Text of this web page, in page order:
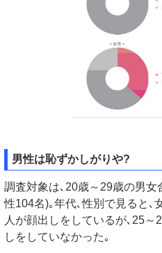
男性は恥ずかしがりや?
調査対象は､20歳～29歳の男
性104名)｡年代､性別で見ると､
人が顔出しをしているが､25～
しをしていなかった｡